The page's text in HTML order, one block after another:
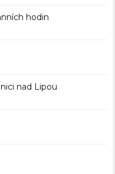
hodin
nad Lipou